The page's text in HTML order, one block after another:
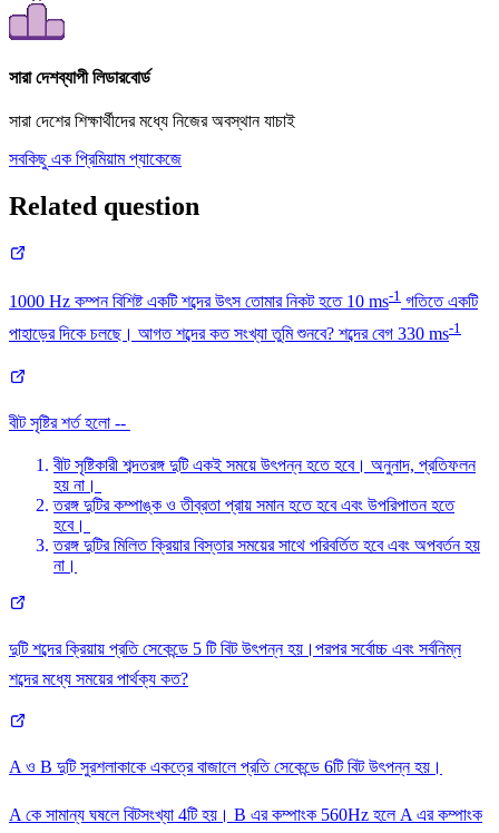
সারা দেশব্যাপী লিডারবোর্ড
সারা দেশের শিক্ষার্থীদের মধ্যে নিজের অবস্থান যাচাই
সবকিছু এক প্রিমিয়াম প্যাকেজে
Related question
1000 Hz কম্পন বিশিষ্ট একটি শব্দের উৎস তোমার নিকট হতে 10 ms-1 গতিতে একটি
পাহাড়ের দিকে চলছে। আগত শব্দের কত সংখ্যা তুমি শুনবে? শব্দের বেগ 330 ms-1
বীট সৃষ্টির শর্ত হলো --
বীট সৃষ্টিকারী শব্দতরঙ্গ দুটি একই সময়ে উৎপন্ন হতে হবে। অনুনাদ, প্রতিফলন
হয় না।
তরঙ্গ দুটির কম্পাঙ্ক ও তীব্রতা প্রায় সমান হতে হবে এবং উপরিপাতন হতে
হবে।
তরঙ্গ দুটির মিলিত ক্রিয়ার বিস্তার সময়ের সাথে পরিবর্তিত হবে এবং অপবর্তন হয়
না।
দুটি শব্দের ক্রিয়ায় প্রতি সেকেন্ডে 5 টি বিট উৎপন্ন হয়।পরপর সর্বোচ্চ এবং সর্বনিম্ন
শব্দের মধ্যে সময়ের পার্থক্য কত?
A ও B দুটি সুরশলাকাকে একত্রে বাজালে প্রতি সেকেন্ডে 6টি বিট উৎপন্ন হয়।
A কে সামান্য ঘষলে বিটসংখ্যা 4টি হয়। B এর কম্পাংক 560Hz হলে A এর কম্পাংক